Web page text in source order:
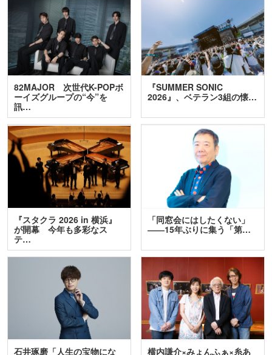
82MAJOR 次世代K-POPボ
ーイズグループの“今”を
訊…
『SUMMER SONIC
2026』、ベテラン3組の懐…
『スタクラ 2026 in 横浜』
が開幕 今年も多彩なス
テ…
「同窓会にはしたくない」
――15年ぶりに集う「第…
石井琢磨「人生の宝物にな
横内謙介×みょんふぁ×糸あ